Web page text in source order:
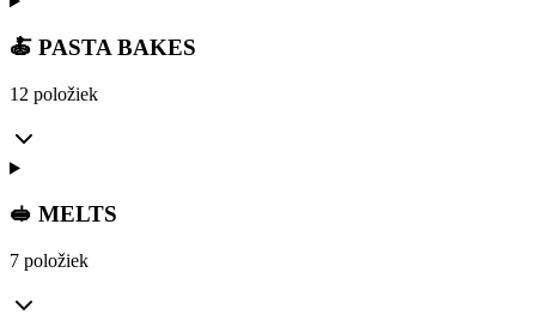
🍝 PASTA BAKES
12 položiek
🥪 MELTS
7 položiek